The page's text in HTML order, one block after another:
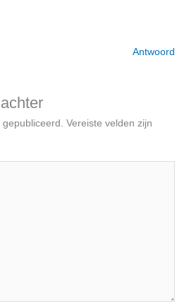
Antwoord
Vereiste velden zijn